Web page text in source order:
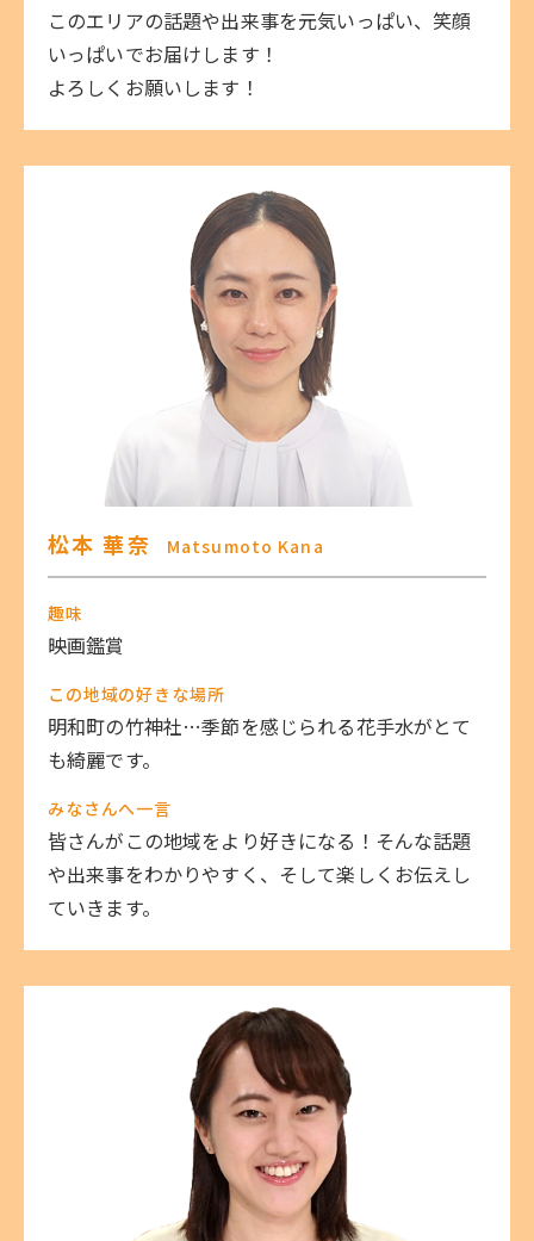
このエリアの話題や出来事を元気いっぱい、笑顔
いっぱいでお届けします！
よろしくお願いします！
松本 華奈 Matsumoto Kana
趣味
映画鑑賞
この地域の好きな場所
明和町の竹神社…季節を感じられる花手水がとて
も綺麗です。
みなさんへ一言
皆さんがこの地域をより好きになる！そんな話題
や出来事をわかりやすく、そして楽しくお伝えし
ていきます。